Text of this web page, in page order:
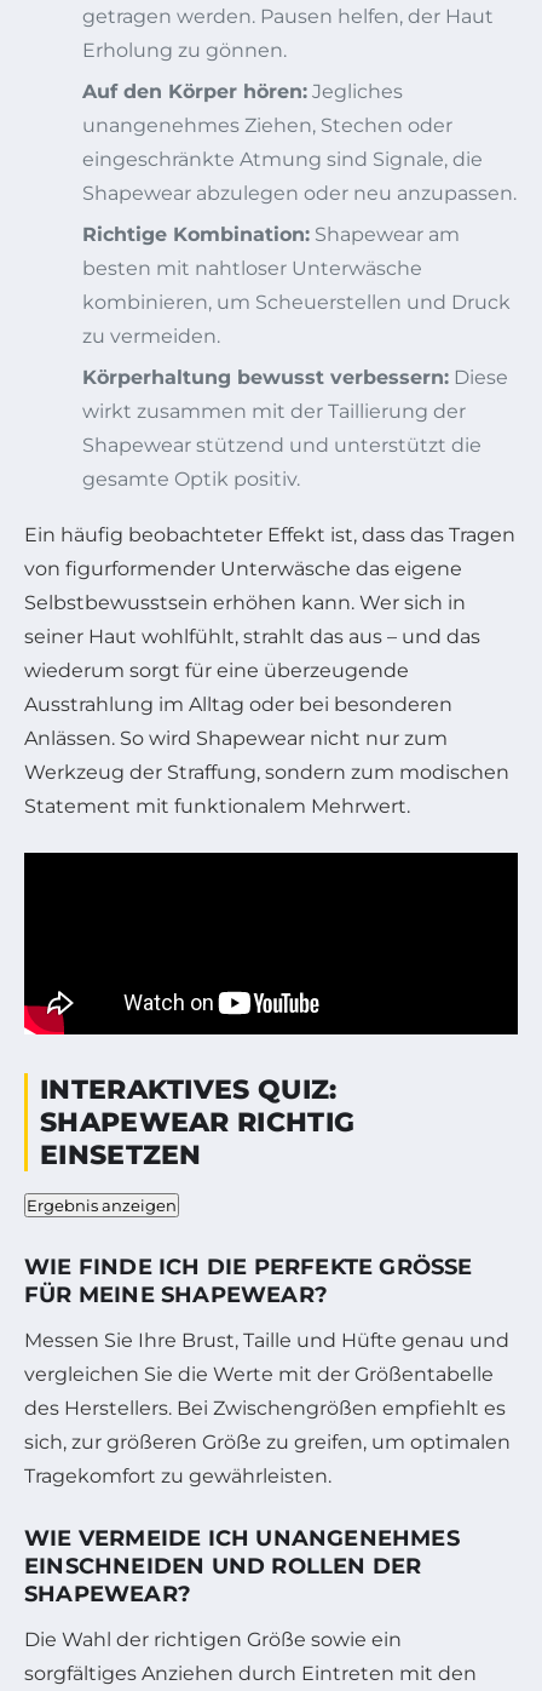
getragen werden. Pausen helfen, der Haut
Erholung zu gönnen.
Auf den Körper hören: Jegliches
unangenehmes Ziehen, Stechen oder
eingeschränkte Atmung sind Signale, die
Shapewear abzulegen oder neu anzupassen.
Richtige Kombination: Shapewear am
besten mit nahtloser Unterwäsche
kombinieren, um Scheuerstellen und Druck
zu vermeiden.
Körperhaltung bewusst verbessern: Diese
wirkt zusammen mit der Taillierung der
Shapewear stützend und unterstützt die
gesamte Optik positiv.
Ein häufig beobachteter Effekt ist, dass das Tragen
von figurformender Unterwäsche das eigene
Selbstbewusstsein erhöhen kann. Wer sich in
seiner Haut wohlfühlt, strahlt das aus – und das
wiederum sorgt für eine überzeugende
Ausstrahlung im Alltag oder bei besonderen
Anlässen. So wird Shapewear nicht nur zum
Werkzeug der Straffung, sondern zum modischen
Statement mit funktionalem Mehrwert.
INTERAKTIVES QUIZ:
SHAPEWEAR RICHTIG
EINSETZEN
Ergebnis anzeigen
WIE FINDE ICH DIE PERFEKTE GRÖSSE F
ÜR MEINE SHAPEWEAR?
Messen Sie Ihre Brust, Taille und Hüfte genau und
vergleichen Sie die Werte mit der Größentabelle
des Herstellers. Bei Zwischengrößen empfiehlt es
sich, zur größeren Größe zu greifen, um optimalen
Tragekomfort zu gewährleisten.
WIE VERMEIDE ICH UNANGENEHMES
EINSCHNEIDEN UND ROLLEN DER
SHAPEWEAR?
Die Wahl der richtigen Größe sowie ein
sorgfältiges Anziehen durch Eintreten mit den